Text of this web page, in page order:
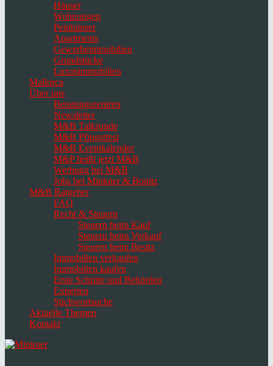
Häuser
Wohnungen
Penthäuser
Apartments
Gewerbeimmobilien
Grundstücke
Luxusimmobilien
Mallorca
Über uns
Beratungszentren
Newsletter
M&B Talkrunde
M&B Pfingstfest
M&B Eventkalender
M&P heißt jetzt M&B
Werbung bei M&B
Jobs bei Minkner & Bonitz
M&B Ratgeber
FAQ
Recht & Steuern
Steuern beim Kauf
Steuern beim Verkauf
Steuern beim Besitz
Immobilien verkaufen
Immobilien kaufen
Erste Schritte und Behörden
Experten
Stichwortsuche
Aktuelle Themen
Kontakt